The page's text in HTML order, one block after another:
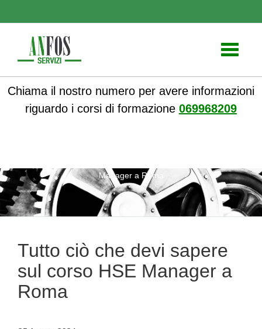
Toggle
Chiama il nostro numero per avere informazioni
riguardo i corsi di formazione 069968209
Manager a Roma
Tutto ciò che devi sapere
sul corso HSE Manager a
Roma